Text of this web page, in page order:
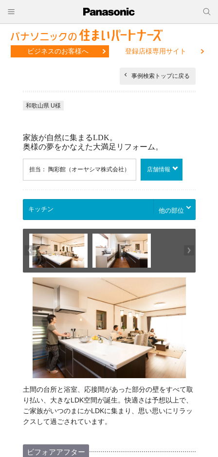
ビジネスのお客様へ 登録店様専用サイト
事例検索トップに戻る
和歌山県 U様
家族が自然に集まるLDK。
奥様の夢をかなえた大満足リフォーム。
担当： 陶彩館（オーヤシマ株式会社） 店舗情報
他の部位
土間の台所と浴室、応接間があった部分の壁をすべて取
り払い、大きなLDK空間が誕生。快適さは予想以上で、
ご家族がいつのまにかLDKに集まり、思い思いにリラッ
クスして過ごされています。
ビフォアアフター